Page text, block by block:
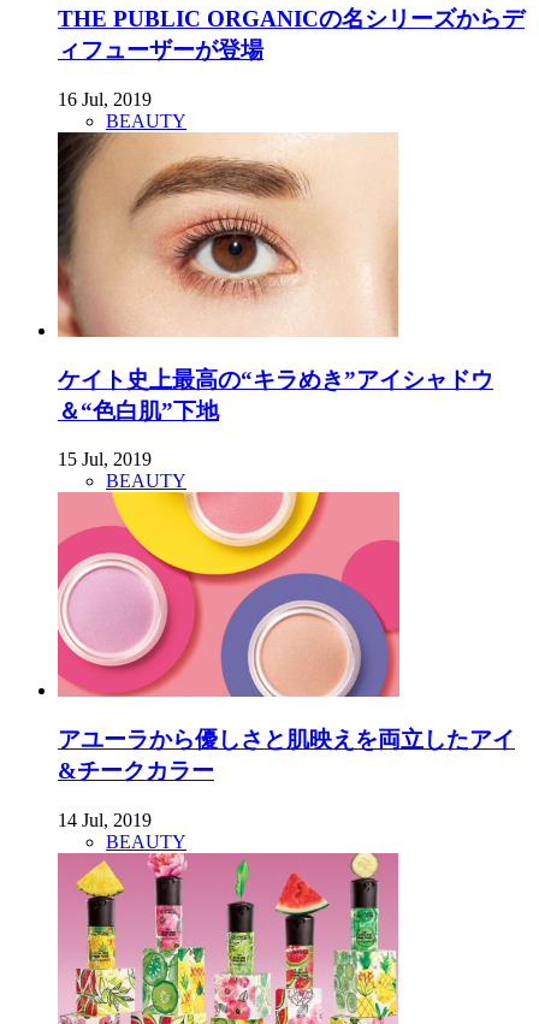
THE PUBLIC ORGANICの名シリーズからデ
ィフューザーが登場
16 Jul, 2019
BEAUTY
ケイト史上最高の“キラめき”アイシャドウ
＆“色白肌”下地
15 Jul, 2019
BEAUTY
アユーラから優しさと肌映えを両立したアイ
&チークカラー
14 Jul, 2019
BEAUTY